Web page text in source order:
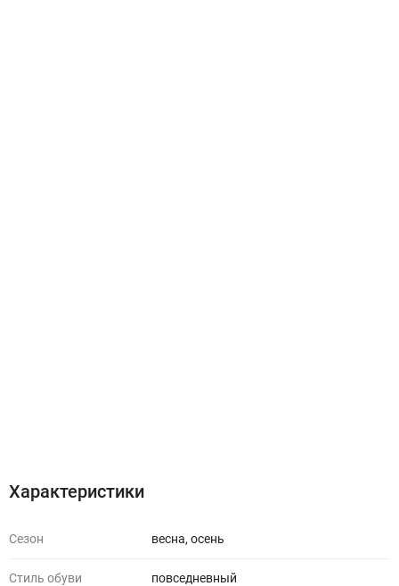
Характеристики
Сезон весна, осень
Стиль обуви повседневный